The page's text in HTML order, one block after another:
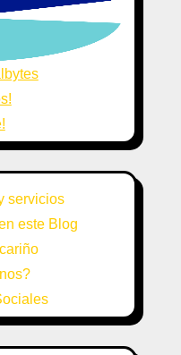
servicios
este Blog